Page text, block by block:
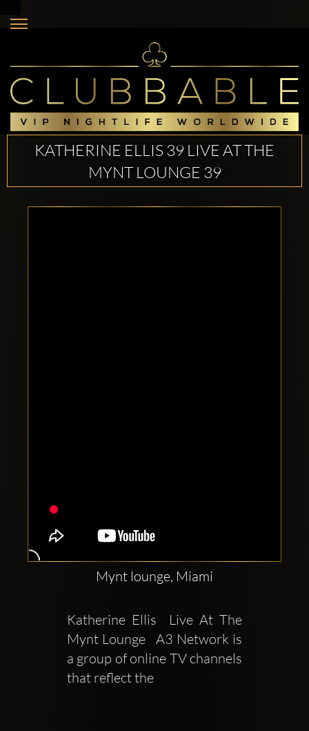
KATHERINE ELLIS 39 LIVE AT THE
MYNT LOUNGE 39
Mynt lounge, Miami
Katherine Ellis  Live At The
Mynt Lounge   A3 Network is
a group of online TV channels
that reflect the